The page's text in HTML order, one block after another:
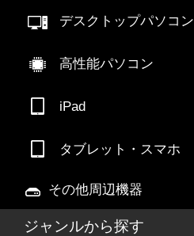
デスクトップパソコン
高性能パソコン
iPad
タブレット・スマホ
その他周辺機器
ジャンルから探す